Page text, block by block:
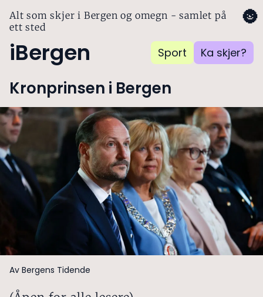
Alt som skjer i Bergen og omegn - samlet på
ett sted
iBergen Sport Ka skjer?
🌚
Kronprinsen i Bergen
Av Bergens Tidende